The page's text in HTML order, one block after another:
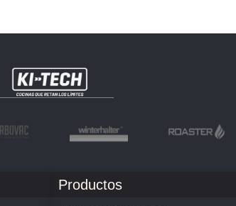
Productos